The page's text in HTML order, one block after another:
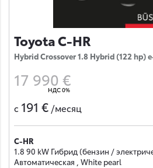
Toyota C-HR
Hybrid Crossover 1.8 Hybrid (122 hp)
17 990 €
НДС 0%
с 191 € /месяц
C-HR
1.8 90 kW Гибрид (бензин /
Автоматическая , White pearl